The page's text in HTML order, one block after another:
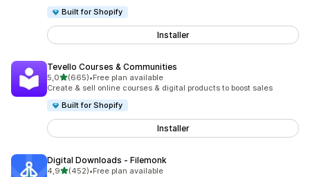
Built for Shopify
Installer
Tevello Courses & Communities
5,0av 5 stjerner
(665)
Totalt 665 omtaler
•Free plan available
Create & sell online courses & digital products to boost sales
Built for Shopify
Installer
Digital Downloads ‑ Filemonk
4,9av 5 stjerner
(452)
Totalt 452 omtaler
•Free plan available